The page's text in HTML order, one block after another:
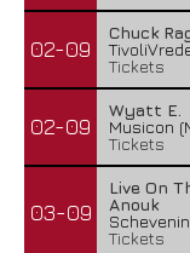
02-09
Chuck
Tickets
02-09
Wyatt E.
Musicon
Tickets
03-09
Live On
Anouk
Tickets